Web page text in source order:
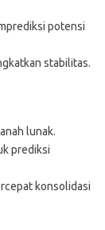
potensi
stabilitas.
lunak.
prediksi
konsolidasi